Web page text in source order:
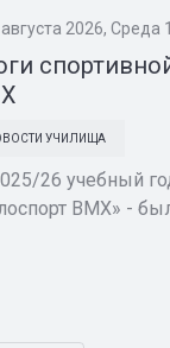
2026, Среда
УЧИЛИЩА
26 учебный
BMX» -